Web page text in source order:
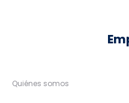
Quiénes somos